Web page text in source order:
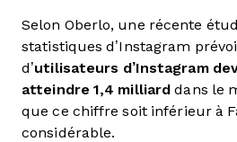
Selon Oberlo, une récente
statistiques d’Instagram
d’utilisateurs d’Instagram
atteindre 1,4 milliard dans le
que ce chiffre soit inférieur à
considérable.